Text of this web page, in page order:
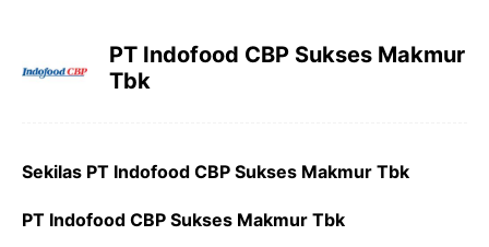
PT Indofood CBP Sukses Makmur
Tbk
Sekilas PT Indofood CBP Sukses Makmur Tbk
PT Indofood CBP Sukses Makmur Tbk